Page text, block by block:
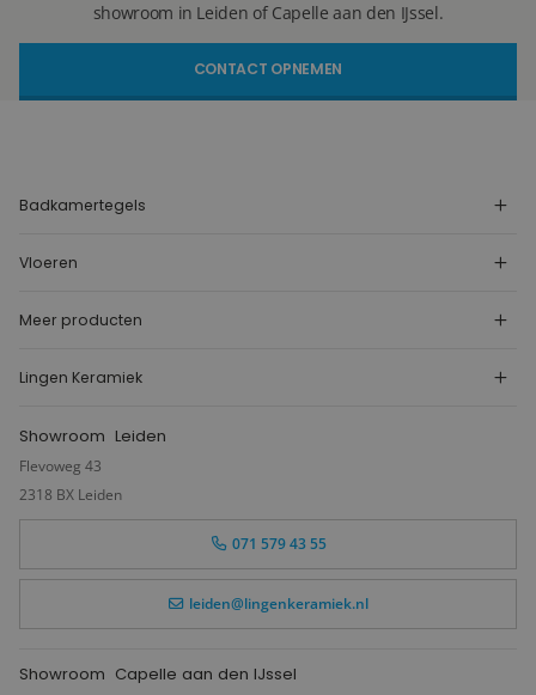
showroom in Leiden of Capelle aan den IJssel.
CONTACT OPNEMEN
Badkamertegels
Vloeren
Meer producten
Lingen Keramiek
Showroom Leiden
Flevoweg 43
2318 BX Leiden
071 579 43 55
leiden@lingenkeramiek.nl
Showroom Capelle aan den IJssel